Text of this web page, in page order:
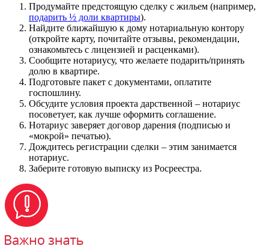
Продумайте предстоящую сделку с жильем (например,
подарить ½ доли квартиры).
Найдите ближайшую к дому нотариальную контору
(откройте карту, почитайте отзывы, рекомендации,
ознакомьтесь с лицензией и расценками).
Сообщите нотариусу, что желаете подарить/принять
долю в квартире.
Подготовьте пакет с документами, оплатите
госпошлину.
Обсудите условия проекта дарственной – нотариус
посоветует, как лучше оформить соглашение.
Нотариус заверяет договор дарения (подписью и
«мокрой» печатью).
Дождитесь регистрации сделки – этим занимается
нотариус.
Заберите готовую выписку из Росреестра.